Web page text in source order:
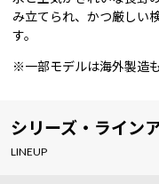
み立てられ、かつ厳しい
す。
※一部モデルは海外製造も
シリーズ・ライン
LINEUP